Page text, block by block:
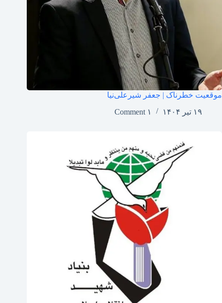
موقعیت خطرناک | جعفر شیرعلی‌نیا
۱۹ تیر ۱۴۰۴
۱ Comment